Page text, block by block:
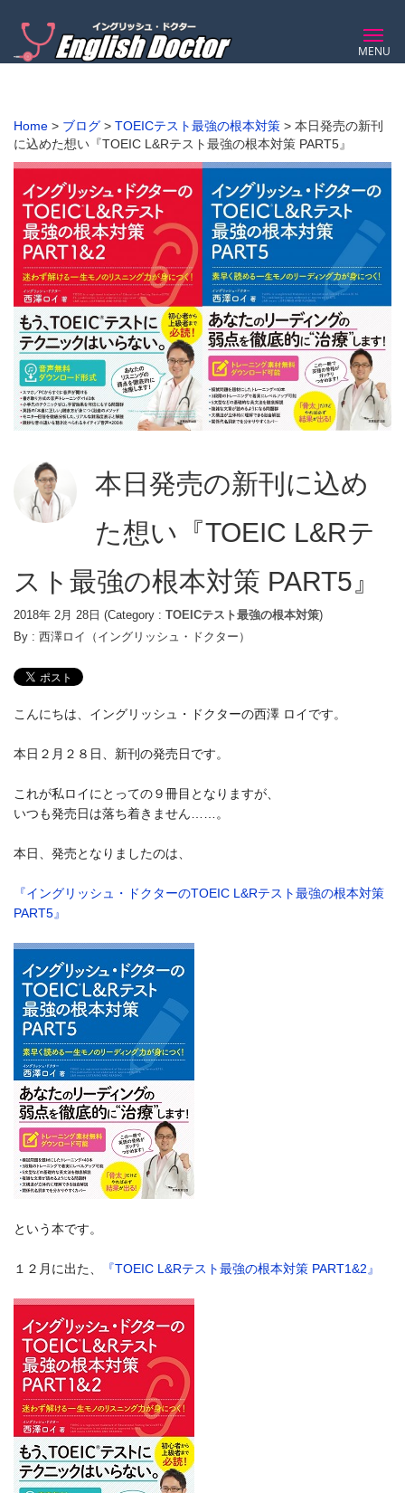
MENU
Home > ブログ > TOEICテスト最強の根本対策 > 本日発売の新刊
に込めた想い『TOEIC L&Rテスト最強の根本対策 PART5』
本日発売の新刊に込め
た想い『TOEIC L&Rテ
スト最強の根本対策 PART5』
2018年 2月 28日 (Category :TOEICテスト最強の根本対策)
By : 西澤ロイ（イングリッシュ・ドクター）
こんにちは、イングリッシュ・ドクターの西澤 ロイです。
本日２月２８日、新刊の発売日です。
これが私ロイにとっての９冊目となりますが、
いつも発売日は落ち着きません……。
本日、発売となりましたのは、
『イングリッシュ・ドクターのTOEIC L&Rテスト最強の根本対策
PART5』
という本です。
１２月に出た、 『TOEIC L&Rテスト最強の根本対策 PART1&2』